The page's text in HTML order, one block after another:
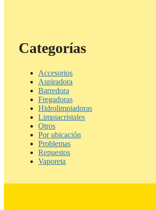
Categorías
Accesorios
Aspiradora
Barredora
Fregadoras
Hidrolimpiadoras
Limpiacristales
Otros
Por ubicación
Problemas
Repuestos
Vaporeta